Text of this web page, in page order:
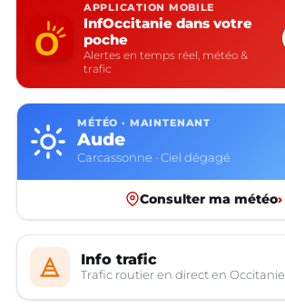
APPLICATION MOBILE
InfOccitanie dans votre
poche
Alertes en temps réel, météo &
trafic
MÉTÉO · MAINTENANT
Aude
Carcassonne · Ciel dégagé
Consulter ma météo›
Info trafic
Trafic routier en direct en Occitanie